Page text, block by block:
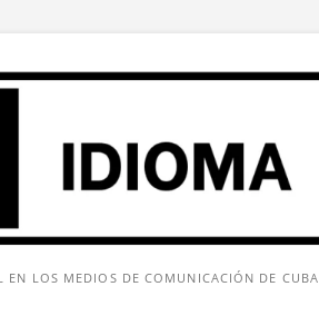
EN LOS MEDIOS DE COMUNICACIÓN DE CUBA